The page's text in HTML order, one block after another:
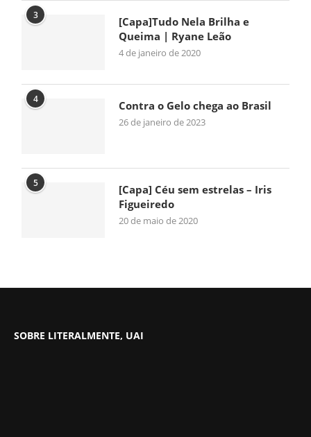
3
[Capa]Tudo Nela Brilha e
Queima | Ryane Leão
4 de janeiro de 2020
4 Contra o Gelo chega ao Brasil
26 de janeiro de 2023
5
[Capa] Céu sem estrelas – Iris
Figueiredo
20 de maio de 2020
SOBRE LITERALMENTE, UAI